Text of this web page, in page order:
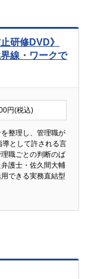
研修DVD》
線・ワークで
円(税込)
整理し、管理職が
として許される言
職ごとの判断のば
護士・佐久間大輔
できる実務直結型